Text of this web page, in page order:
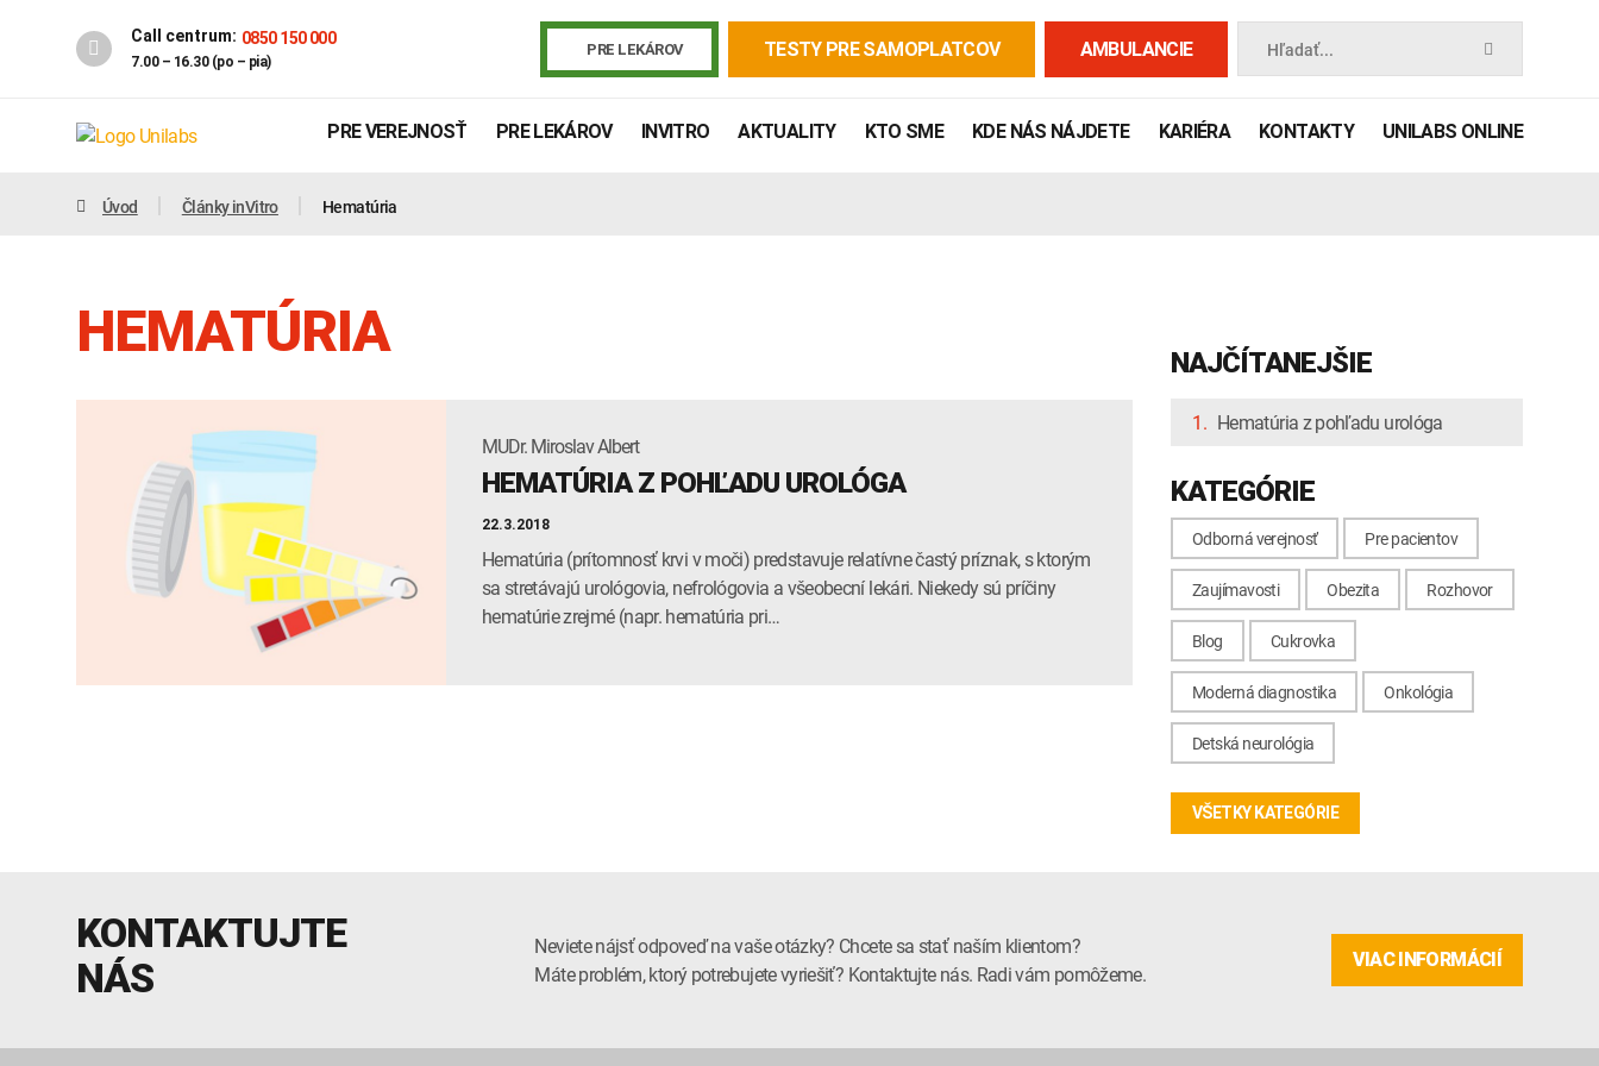
Call centrum: 0850 150 000
7.00 – 16.30 (po – pia)
PRE LEKÁROV TESTY PRE SAMOPLATCOV AMBULANCIE Hľadať...
Covid-19 Žiadanky a tlačivá
INTOLERANCIA POTRAVÍN Lymská borelióza Human papillomavirus (HPV)
PRE VEREJNOSŤ PRE LEKÁROV INVITRO AKTUALITY KTO SME KDE NÁS NÁJDETE KARIÉRA KONTAKTY UNILABS ONLINE
Úvod Články inVitro Hematúria
HEMATÚRIA
MUDr. Miroslav Albert
HEMATÚRIA Z POHĽADU UROLÓGA
22.3.2018
Hematúria (prítomnosť krvi v moči) predstavuje relatívne častý príznak, s ktorým
sa stretávajú urológovia, nefrológovia a všeobecní lekári. Niekedy sú príčiny
hematúrie zrejmé (napr. hematúria pri…
NAJČÍTANEJŠIE
1. Hematúria z pohľadu urológa
KATEGÓRIE
Odborná verejnosť Pre pacientov
Zaujímavosti Obezita Rozhovor
Blog Cukrovka
Moderná diagnostika Onkológia
Detská neurológia
VŠETKY KATEGÓRIE
KONTAKTUJTE
NÁS
Neviete nájsť odpoveď na vaše otázky? Chcete sa stať naším klientom?
Máte problém, ktorý potrebujete vyriešiť? Kontaktujte nás. Radi vám pomôžeme.
VIAC INFORMÁCIÍ